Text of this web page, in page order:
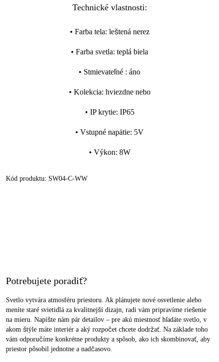
Technické vlastnosti:
• Farba tela: leštená nerez
• Farba svetla: teplá biela
• Stmievateľné : áno
• Kolekcia: hviezdne nebo
• IP krytie: IP65
• Vstupné napätie: 5V
• Výkon: 8W
Kód produktu: SW04-C-WW
Potrebujete poradiť?
Svetlo vytvára atmosféru priestoru. Ak plánujete nové osvetlenie alebo
meníte staré svietidlá za kvalitnejší dizajn, radi vám pripravíme riešenie
na mieru. Napíšte nám pár detailov – pre akú miestnosť hľadáte svetlo, v
akom štýle máte interiér a aký rozpočet chcete dodržať. Na základe toho
vám odporučíme konkrétne produkty a spôsob, ako ich skombinovať, aby
priestor pôsobil jednotne a nadčasovo.